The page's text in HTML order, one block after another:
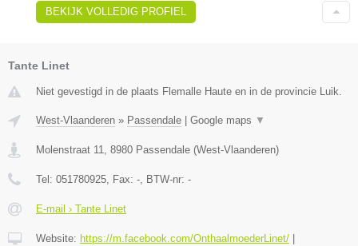
BEKIJK VOLLEDIG PROFIEL
Tante Linet
Niet gevestigd in de plaats Flemalle Haute en in de provincie Luik.
West-Vlaanderen » Passendale | Google maps ▼
Molenstraat 11 8980 Passendale (West-Vlaanderen)
Tel: 051780925 , Fax: - , BTW-nr: -
E-mail › Tante Linet
Website: https://m.facebook.com/OnthaalmoederLinet/ |